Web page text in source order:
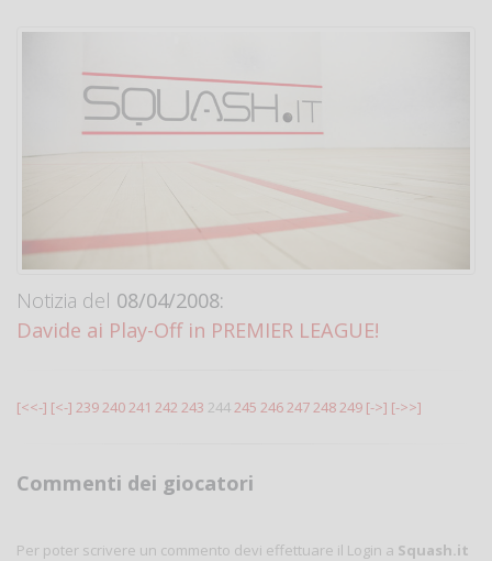
Notizia del 08/04/2008:
Davide ai Play-Off in PREMIER LEAGUE!
[<<-] [<-] 239240241 242 243 244245 246247248249 [->] [->>]
Commenti dei giocatori
Per poter scrivere un commento devi effettuare il Login a Squash.it